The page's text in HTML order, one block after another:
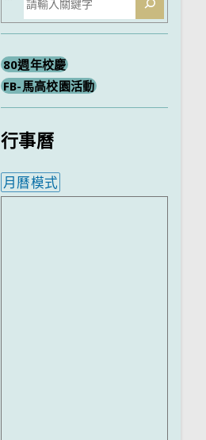
尋
80週年校慶
FB-馬高校園活動
行事曆
月曆模式